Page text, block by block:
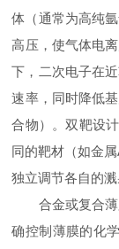
体（通常为高纯
高压，使气体电
下，二次电子在
速率，同时降低
合物）。双靶设
同的靶材（如金
独立调节各自的
合金或复合薄
确控制薄膜的化